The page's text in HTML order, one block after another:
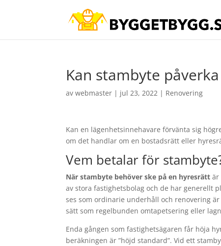
Kan stambyte
avwebmaster | jul 23, 2022 | Renovering
Kan en lägenhetsinnehavare förvänta sig
om det handlar om en bostadsrätt eller
Vem betalar för
När stambyte behöver ske på en hyresrätt är
av stora fastighetsbolag och de har generellt
ses som ordinarie underhåll och renovering
sätt som regelbunden omtapetsering eller
Enda gången som fastighetsägaren får höja
beräkningen är ”höjd standard”. Vid ett